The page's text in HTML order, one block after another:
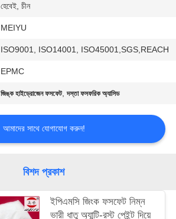
হেবেই, চীন
MEIYU
ISO9001, ISO14001, ISO45001,SGS,REACH
EPMC
জিঙ্ক হাইড্রোজেন ফসফেট,দস্তা ফসফরিক অ্যাসিড
আমাদের সাথে যোগাযোগ করুন!
বিশদ প্রকাশ
ইপিএমসি জিংক ফসফেট নিম্ন
ভারী ধাতু অ্যান্টি-রস্ট পেইন্ট দিয়ে